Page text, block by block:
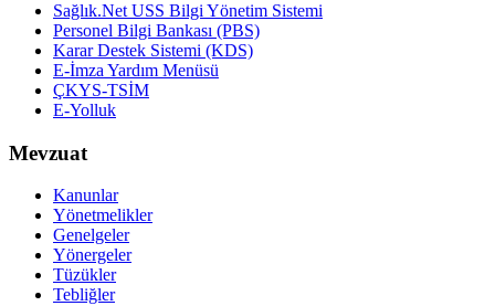
Sağlık.Net USS Bilgi Yönetim Sistemi
Personel Bilgi Bankası (PBS)
Karar Destek Sistemi (KDS)
E-İmza Yardım Menüsü
ÇKYS-TSİM
E-Yolluk
Mevzuat
Kanunlar
Yönetmelikler
Genelgeler
Yönergeler
Tüzükler
Tebliğler